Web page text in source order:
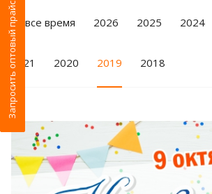
За все время 2026 2025 2024
2021 2020 2019 2018
Запросить оптовый прайс